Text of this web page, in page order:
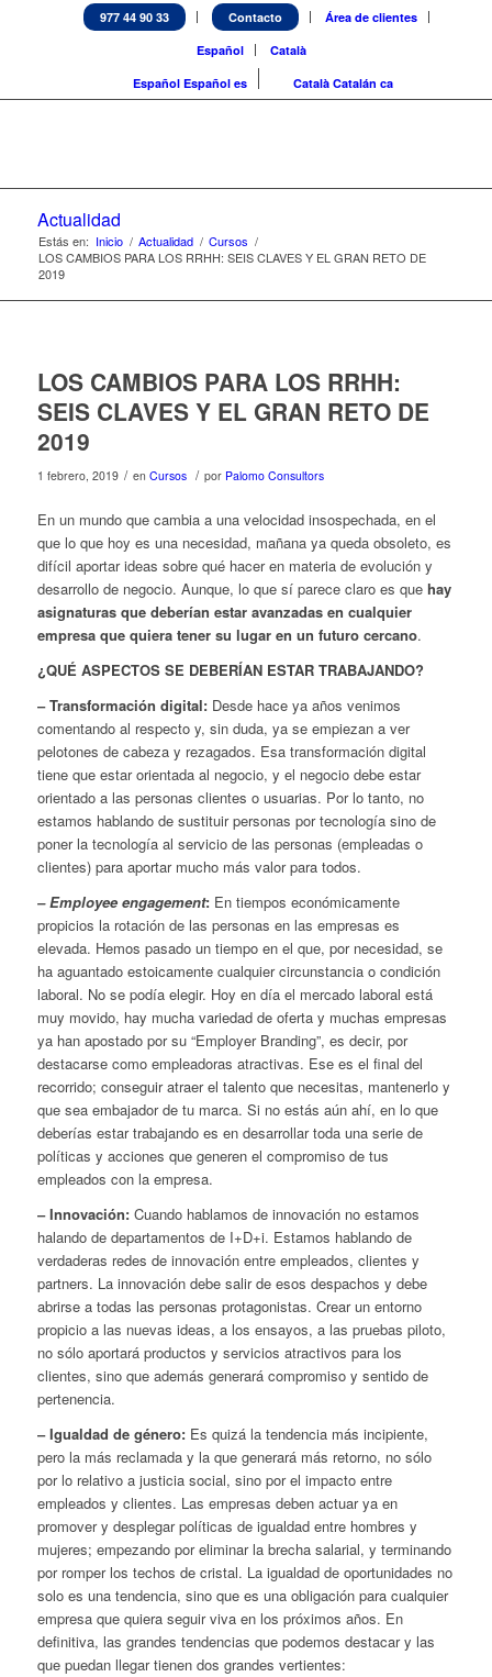
977 44 90 33 Contacto
Área de clientes
Español
Català
Español Español es Català Catalán ca
Actualidad
Estás en: Inicio / Actualidad / Cursos /
LOS CAMBIOS PARA LOS RRHH: SEIS CLAVES Y EL GRAN RETO DE
2019
LOS CAMBIOS PARA LOS RRHH:
SEIS CLAVES Y EL GRAN RETO DE
2019
1 febrero, 2019 / en Cursos / por Palomo Consultors
En un mundo que cambia a una velocidad insospechada, en el
que lo que hoy es una necesidad, mañana ya queda obsoleto, es
difícil aportar ideas sobre qué hacer en materia de evolución y
desarrollo de negocio. Aunque, lo que sí parece claro es quehay
asignaturas que deberían estar avanzadas en cualquier
empresa que quiera tener su lugar en un futuro cercano.
¿QUÉ ASPECTOS SE DEBERÍAN ESTAR TRABAJANDO?
– Transformación digital:Desde hace ya años venimos
comentando al respecto y, sin duda, ya se empiezan a ver
pelotones de cabeza y rezagados. Esa transformación digital
tiene que estar orientada al negocio, y el negocio debe estar
orientado a las personas clientes o usuarias. Por lo tanto, no
estamos hablando de sustituir personas por tecnología sino de
poner la tecnología al servicio de las personas (empleadas o
clientes) para aportar mucho más valor para todos.
– Employee engagement: En tiempos económicamente
propicios la rotación de las personas en las empresas es
elevada. Hemos pasado un tiempo en el que, por necesidad, se
ha aguantado estoicamente cualquier circunstancia o condición
laboral. No se podía elegir. Hoy en día el mercado laboral está
muy movido, hay mucha variedad de oferta y muchas empresas
ya han apostado por su “Employer Branding”, es decir, por
destacarse como empleadoras atractivas. Ese es el final del
recorrido; conseguir atraer el talento que necesitas, mantenerlo y
que sea embajador de tu marca. Si no estás aún ahí, en lo que
deberías estar trabajando es en desarrollar toda una serie de
políticas y acciones que generen el compromiso de tus
empleados con la empresa.
– Innovación:Cuando hablamos de innovación no estamos
halando de departamentos de I+D+i. Estamos hablando de
verdaderas redes de innovación entre empleados, clientes y
partners. La innovación debe salir de esos despachos y debe
abrirse a todas las personas protagonistas. Crear un entorno
propicio a las nuevas ideas, a los ensayos, a las pruebas piloto,
no sólo aportará productos y servicios atractivos para los
clientes, sino que además generará compromiso y sentido de
pertenencia.
– Igualdad de género:Es quizá la tendencia más incipiente,
pero la más reclamada y la que generará más retorno, no sólo
por lo relativo a justicia social, sino por el impacto entre
empleados y clientes. Las empresas deben actuar ya en
promover y desplegar políticas de igualdad entre hombres y
mujeres; empezando por eliminar la brecha salarial, y terminando
por romper los techos de cristal. La igualdad de oportunidades no
solo es una tendencia, sino que es una obligación para cualquier
empresa que quiera seguir viva en los próximos años. En
definitiva, las grandes tendencias que podemos destacar y las
que puedan llegar tienen dos grandes vertientes: